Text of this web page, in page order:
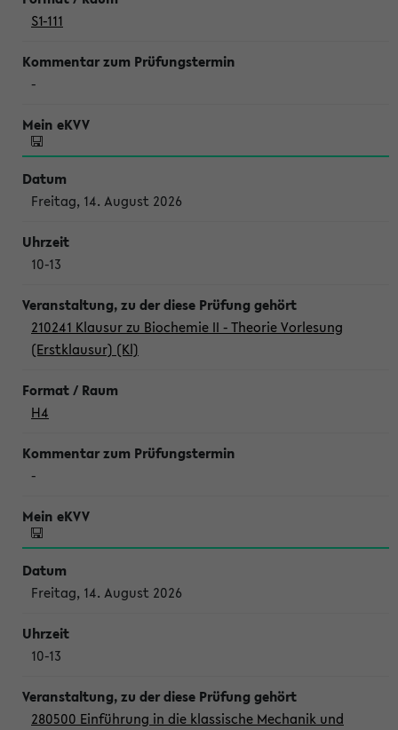
S1-111
-
Freitag, 14. August 2026
10-13
210241 Klausur zu Biochemie II - Theorie Vorlesung
(Erstklausur) (Kl)
H4
-
Freitag, 14. August 2026
10-13
280500 Einführung in die klassische Mechanik und